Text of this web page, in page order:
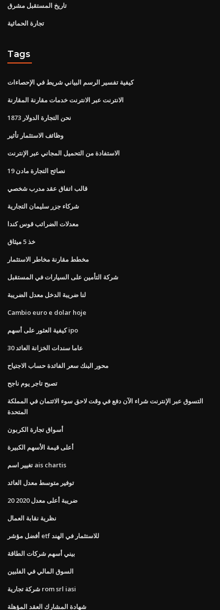
تاريخ المستقبل مشرق
تجارة الحمائية
Tags
كيفية تفسير الرسم البياني شريط في الإحصاءات
الانترنت عبر الانترنت خدمات مقارنة المقارنة
نحن التجارة الدولار 1873
وظائف الاستثمار تأثير
الاستفادة من التحميل المجاني عبر الإنترنت
نصائح التجارة مادن 19
قالب اتفاق عقد مدرب شخصي
شركاء جزر سليمان التجارية
معدلات الضرائب قوس كندا
خذ 5 ميثاق
مخطط مقارنة مخاطر الاستثمار
شركة التأمين على السيارات في المستقبل
لنا ضريبة الدخل معدل الضريبة
Cambio euro e dolar hoje
كيفية العثور على أسهم ipo
30 عاما سندات الخزانة العائد
محور البنك سعر الفائدة حساب الاجتياح
تصبح تاجر يوم ناجح
التسوق عبر الإنترنت شراء الآن دفع في وقت لاحق سوء الائتمان في المملكة
المتحدة
أسواق تجارة الكربون
أعلى قيمة الأسهم الكبيرة
تغيير اسم ais chartis
توفير متوسط ​​معدل العائد
ضريبة أعلى معدل 2020 20
نظرية نقابة العمال
أفضل مؤشر etf للاستثمار في الهند
بيني أسهم شركات الطاقة
السوق المالي في الفلبين
شركة تجارية rom srl iasi
شهادة المشارك العقد المؤهلة